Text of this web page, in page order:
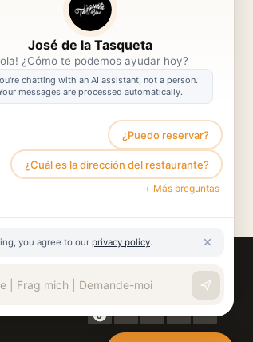
VOLVER
José de la Tasqueta
¿Cómo te podemos ayudar hoy?
chatting with an AI assistant, not a person.
messages are processed automatically.
¿Puedo reservar?
¿Cuál es la dirección del restaurante?
+ Más preguntas
you agree to our privacy policy.